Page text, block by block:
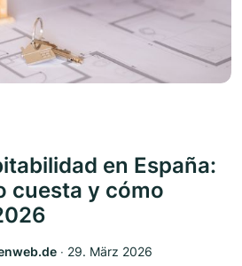
en España:
cuesta y cómo
‧ 29. März 2026